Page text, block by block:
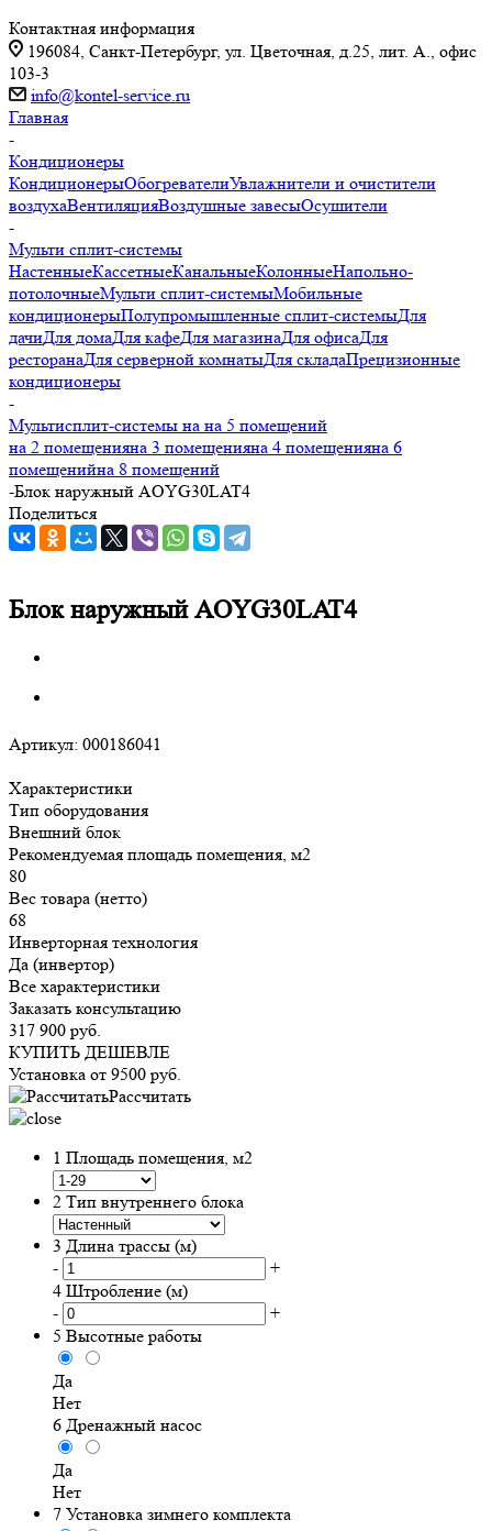
Контактная информация
196084, Санкт-Петербург, ул. Цветочная, д.25, лит. А., офис
103-3
info@kontel-service.ru
Главная
-
Кондиционеры
КондиционерыОбогревателиУвлажнители и очистители
воздухаВентиляцияВоздушные завесыОсушители
-
Мульти сплит-системы
НастенныеКассетныеКанальныеКолонныеНапольно-
потолочныеМульти сплит-системыМобильные
кондиционерыПолупромышленные сплит-системыДля
дачиДля домаДля кафеДля магазинаДля офисаДля
ресторанаДля серверной комнатыДля складаПрецизионные
кондиционеры
-
Мультисплит-системы на на 5 помещений
на 2 помещенияна 3 помещенияна 4 помещенияна 6
помещенийна 8 помещений
-Блок наружный AOYG30LAT4
Поделиться
Блок наружный AOYG30LAT4
Артикул: 000186041
Характеристики
Тип оборудования
Внешний блок
Рекомендуемая площадь помещения, м2
80
Вес товара (нетто)
68
Инверторная технология
Да (инвертор)
Все характеристики
Заказать консультацию
317 900 руб.
КУПИТЬ ДЕШЕВЛЕ
Установка от 9500 руб.
Рассчитать
1 Площадь помещения, м2
2 Тип внутреннего блока
3 Длина трассы (м)
-
+
4 Штробление (м)
-
+
5 Высотные работы
Да
Нет
6 Дренажный насос
Да
Нет
7 Установка зимнего комплекта